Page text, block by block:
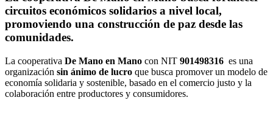
circuitos económicos solidarios a nivel local,
promoviendo una construcción de paz desde las
comunidades.
La cooperativa De Mano en Mano con NIT 901498316 es una
organización sin ánimo de lucro que busca promover un modelo de
economía solidaria y sostenible, basado en el comercio justo y la
colaboración entre productores y consumidores.